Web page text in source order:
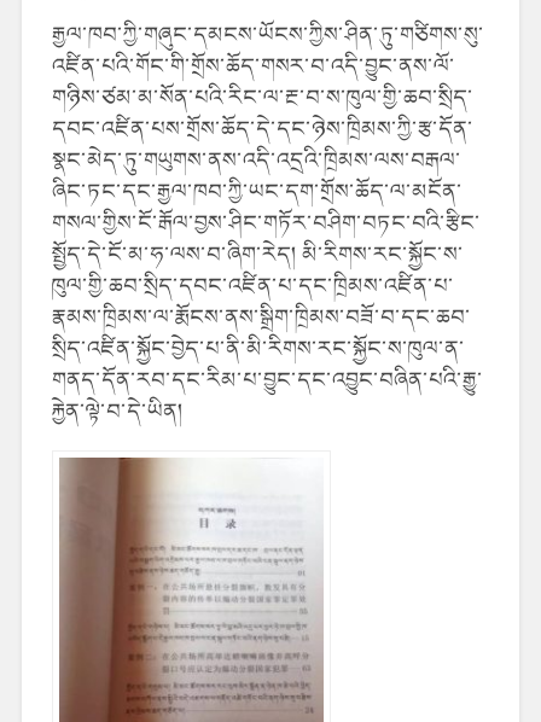
རྒྱལ་ཁབ་ཀྱི་གཞུང་དམངས་ཡོངས་ཀྱིས་ཤིན་ཏུ་གཙིགས་སུ་
འཛིན་པའི་གོང་གི་གྲོས་ཆོད་གསར་བ་འདི་བྱུང་ནས་ལོ་
གཉིས་ཙམ་མ་སོན་པའི་རིང་ལ་རྔ་བ་ས་ཁུལ་གྱི་ཆབ་སྲིད་
དབང་འཛིན་པས་གྲོས་ཆོད་དེ་དང་ཉེས་ཁྲིམས་ཀྱི་རྩ་དོན་
སྣང་མེད་ཏུ་གཡུགས་ནས་འདི་འདྲའི་ཁྲིམས་ལས་བརྒལ་
ཞིང་ཏང་དང་རྒྱལ་ཁབ་ཀྱི་ཡང་དག་གྲོས་ཆོད་ལ་མངོན་
གསལ་གྱིས་ངོ་རྒོལ་བྱས་ཤིང་གཏོར་བཤིག་བཏང་བའི་རྩིང་
སྤྱོད་དེ་ངོ་མ་ཧ་ལས་བ་ཞིག་རེད། མི་རིགས་རང་སྐྱོང་ས་
ཁུལ་གྱི་ཆབ་སྲིད་དབང་འཛིན་པ་དང་ཁྲིམས་འཛིན་པ་
རྣམས་ཁྲིམས་ལ་རྨོངས་ནས་སྒྲིག་ཁྲིམས་བཟོ་བ་དང་ཆབ་
སྲིད་འཛིན་སྐྱོང་བྱེད་པ་ནི་མི་རིགས་རང་སྐྱོང་ས་ཁུལ་ན་
གནད་དོན་རབ་དང་རིམ་པ་བྱུང་དང་འབྱུང་བཞིན་པའི་རྒྱུ་
རྐྱེན་ལྟེ་བ་དེ་ཡིན།